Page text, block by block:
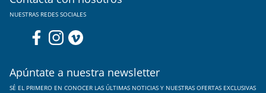
NUESTRAS REDES SOCIALES
Apúntate a nuestra newsletter
SÉ EL PRIMERO EN CONOCER LAS ÚLTIMAS NOTICIAS Y NUESTRAS OFERTAS EXCLUSIVAS